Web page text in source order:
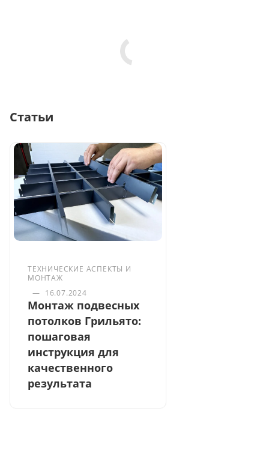
Статьи
ТЕХНИЧЕСКИЕ АСПЕКТЫ И
МОНТАЖ
— 16.07.2024
Монтаж подвесных
потолков Грильято:
пошаговая
инструкция для
качественного
результата